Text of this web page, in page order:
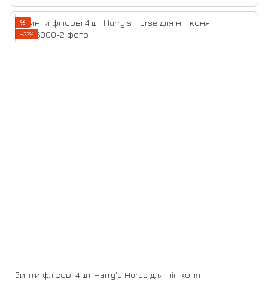
%
−33%
Бинти флісові 4 шт Harry's Horse для ніг коня